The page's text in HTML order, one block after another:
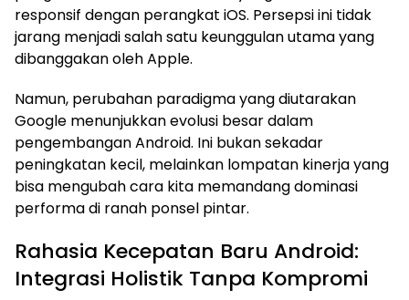
responsif dengan perangkat iOS. Persepsi ini tidak
jarang menjadi salah satu keunggulan utama yang
dibanggakan oleh Apple.
Namun, perubahan paradigma yang diutarakan
Google menunjukkan evolusi besar dalam
pengembangan Android. Ini bukan sekadar
peningkatan kecil, melainkan lompatan kinerja yang
bisa mengubah cara kita memandang dominasi
performa di ranah ponsel pintar.
Rahasia Kecepatan Baru Android:
Integrasi Holistik Tanpa Kompromi